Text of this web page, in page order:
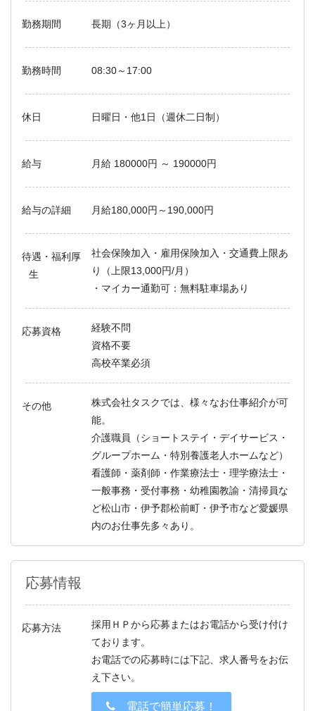
勤務期間 長期（3ヶ月以上）
勤務時間 08:30～17:00
休日 日曜日・他1日（週休二日制）
給与 月給 180000円 ～ 190000円
給与の詳細 月給180,000円～190,000円
待遇・福利厚
生
社会保険加入・雇用保険加入・交通費上限あ
り（上限13,000円/月）
・マイカー通勤可：無料駐車場あり
応募資格
経験不問
資格不要
高校卒業必須
その他
株式会社タスクでは、様々なお仕事紹介が可
能。
介護職員（ショートステイ・デイサービス・
グループホーム・特別養護老人ホームなど）
看護師・薬剤師・作業療法士・理学療法士・
一般事務・受付事務・幼稚園教諭・清掃員な
ど松山市・伊予郡松前町・伊予市など愛媛県
内のお仕事先多々あり。
応募情報
応募方法
採用ＨＰから応募またはお電話から受け付け
ております。
お電話での応募時には下記、求人番号をお伝
え下さい。
電話で簡単応募！